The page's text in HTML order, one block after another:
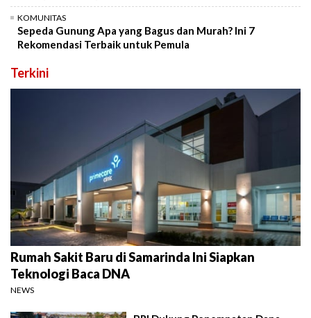
KOMUNITAS
Sepeda Gunung Apa yang Bagus dan Murah? Ini 7
Rekomendasi Terbaik untuk Pemula
Terkini
Rumah Sakit Baru di Samarinda Ini Siapkan
Teknologi Baca DNA
NEWS